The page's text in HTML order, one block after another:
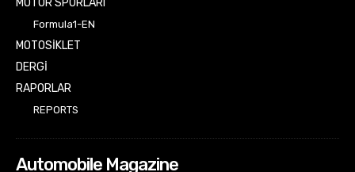
Formula1-EN
MOTOSİKLET
DERGİ
RAPORLAR
REPORTS
Automobile Magazine